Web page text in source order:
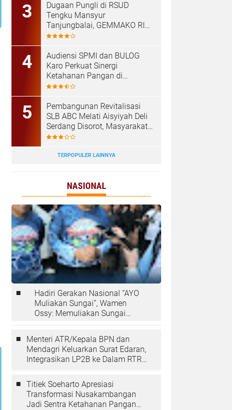
Dugaan Pungli di RSUD
Tengku Mansyur
Tanjungbalai, GEMMAKO RI
Minta Penegak Hukum Usut
Audiensi SPMI dan BULOG
Karo Perkuat Sinergi
Ketahanan Pangan di
Kabanjahe
‎Pembangunan Revitalisasi
SLB ABC Melati Aisyiyah Deli
Serdang Disorot, Masyarakat
Pertanyakan Transparansi
TERPOPULER LAINNYA
NASIONAL
Hadiri Gerakan Nasional “AYO
Muliakan Sungai”, Wamen
Ossy: Memuliakan Sungai
Menteri ATR/Kepala BPN dan
Mendagri Keluarkan Surat Edaran,
Integrasikan LP2B ke Dalam RTRW
Titiek Soeharto Apresiasi
Transformasi Nusakambangan
Jadi Sentra Ketahanan Pangan